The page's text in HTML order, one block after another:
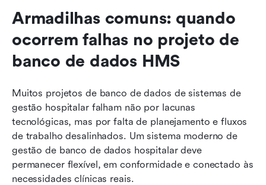
Armadilhas comuns: quando
ocorrem falhas no projeto de
banco de dados HMS
Muitos projetos de banco de dados de sistemas de
gestão hospitalar falham não por lacunas
tecnológicas, mas por falta de planejamento e fluxos
de trabalho desalinhados. Um sistema moderno de
gestão de banco de dados hospitalar deve
permanecer flexível, em conformidade e conectado às
necessidades clínicas reais.